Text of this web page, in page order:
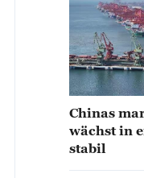
Chinas
wächst in
stabil